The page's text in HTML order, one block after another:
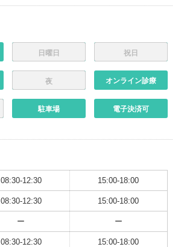
日曜日 祝日
夜 オンライン診療
駐車場 電子決済可
08:30-12:30 15:00-18:00
08:30-12:30 15:00-18:00
ー ー
08:30-12:30 15:00-18:00